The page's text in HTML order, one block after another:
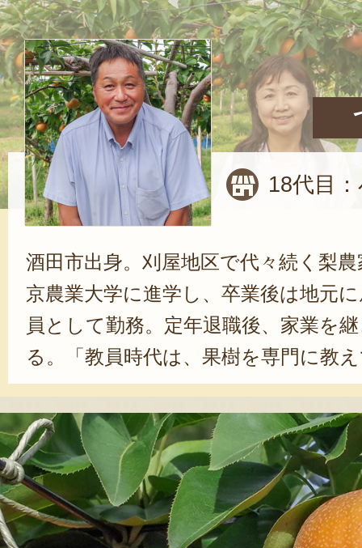
18代目
酒田市出身。刈屋地区で代々続く梨
京農業大学に進学し、卒業後は地元
員として勤務。定年退職後、家業を
る。「教員時代は、果樹を専門に教
から父親の手伝いはしていましたが
にやるとなると、やっぱり難しいで
農家同士で情報共有をしながら、向
ています」と、小松さん。色付きが
ても美味しい梨を目指しているとい